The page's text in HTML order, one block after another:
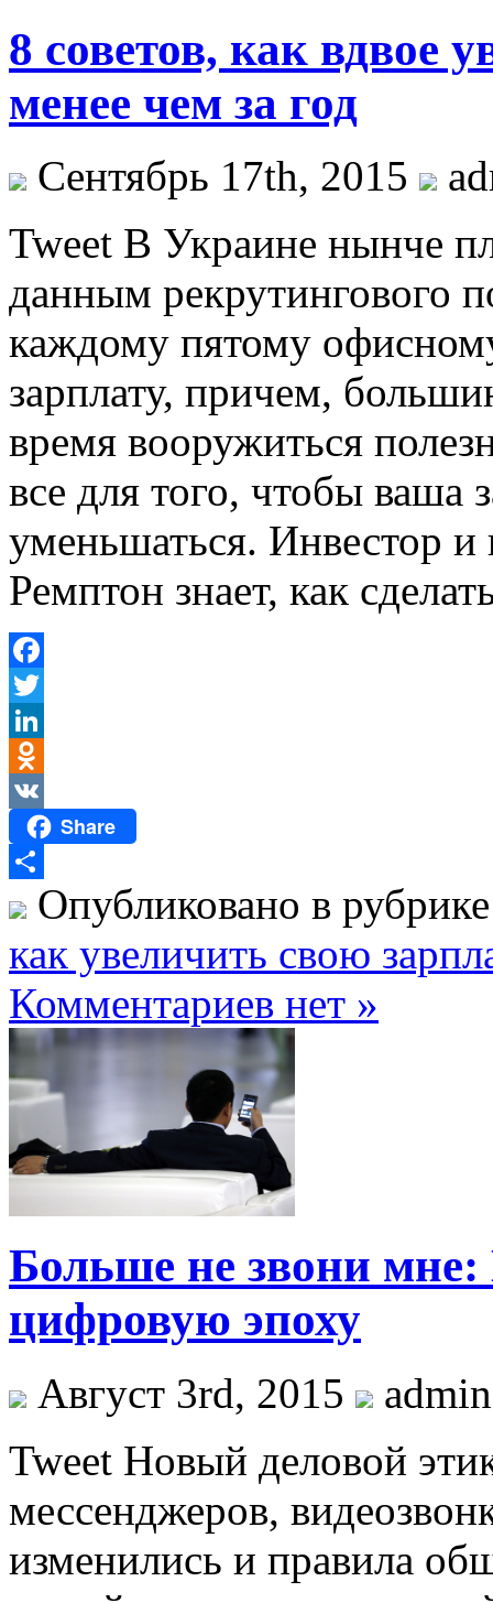
8 советов, как вдвое
менее чем за год
Сентябрь 17th, 2015
Tweet В Украине нынче
данным рекрутингового
каждому пятому
зарплату, причем,
время вооружиться
все для того, чтобы ваша
уменьшаться. Инвестор
Ремптон знает, как
Facebook
Twitter
LinkedIn
Odnoklassniki
VK
Share
Отправить
Опубликовано в
как увеличить свою
Комментариев нет »
Больше не звони мне:
цифровую эпоху
Август 3rd, 2015
admin
Tweet Новый деловой
мессенджеров,
изменились и правила